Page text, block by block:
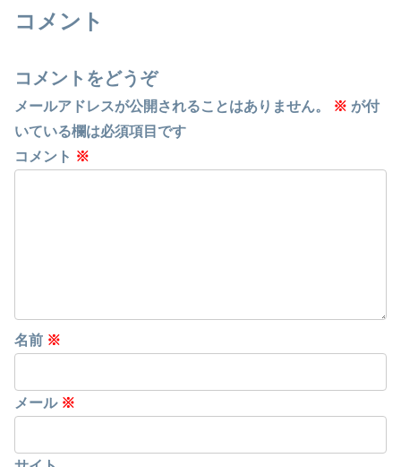
コメント
コメントをどうぞ
メールアドレスが公開されることはありません。 ※ が付
いている欄は必須項目です
コメント ※
名前 ※
メール ※